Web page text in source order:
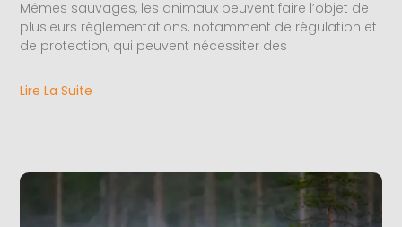
Mêmes sauvages, les animaux peuvent faire l’objet de
plusieurs réglementations, notamment de régulation et
de protection, qui peuvent nécessiter des
Lire La Suite